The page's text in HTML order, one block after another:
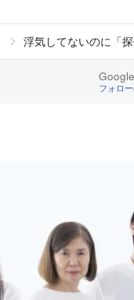
浮気してないのに「
フォロ